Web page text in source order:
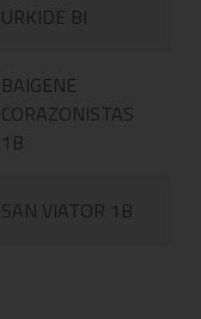
URKIDE BI
BAIGENE
CORAZONISTAS
1B
SAN VIATOR 1B